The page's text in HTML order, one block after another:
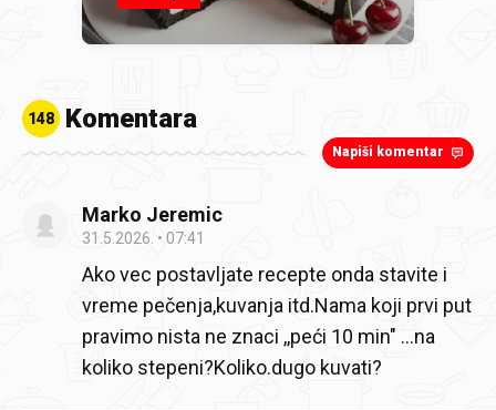
148 Komentara
Napiši komentar
Marko Jeremic
31.5.2026. 07:41
Ako vec postavljate recepte onda stavite i
vreme pečenja,kuvanja itd.Nama koji prvi put
pravimo nista ne znaci ,,peći 10 min" ...na
koliko stepeni?Koliko.dugo kuvati?